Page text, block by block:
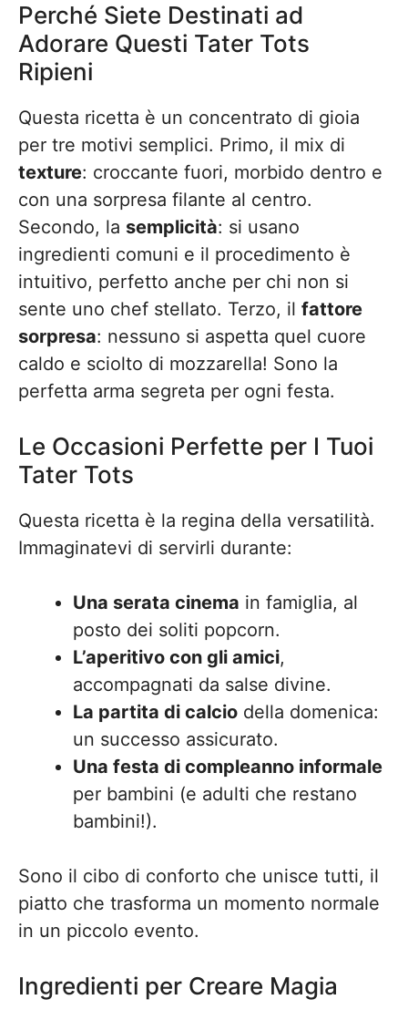
Perché Siete Destinati ad
Adorare Questi Tater Tots
Ripieni
Questa ricetta è un concentrato di gioia
per tre motivi semplici. Primo, il mix di
texture: croccante fuori, morbido dentro e
con una sorpresa filante al centro.
Secondo, la semplicità: si usano
ingredienti comuni e il procedimento è
intuitivo, perfetto anche per chi non si
sente uno chef stellato. Terzo, il fattore
sorpresa: nessuno si aspetta quel cuore
caldo e sciolto di mozzarella! Sono la
perfetta arma segreta per ogni festa.
Le Occasioni Perfette per I Tuoi
Tater Tots
Questa ricetta è la regina della versatilità.
Immaginatevi di servirli durante:
Una serata cinema in famiglia, al
posto dei soliti popcorn.
L’aperitivo con gli amici,
accompagnati da salse divine.
La partita di calcio della domenica:
un successo assicurato.
Una festa di compleanno informale
per bambini (e adulti che restano
bambini!).
Sono il cibo di conforto che unisce tutti, il
piatto che trasforma un momento normale
in un piccolo evento.
Ingredienti per Creare Magia